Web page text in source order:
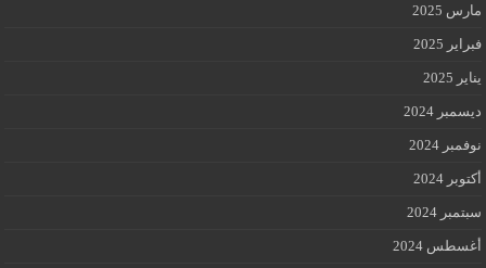
مارس 2025
فبراير 2025
يناير 2025
ديسمبر 2024
نوفمبر 2024
أكتوبر 2024
سبتمبر 2024
أغسطس 2024